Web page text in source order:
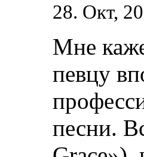
28. Окт,
Мне
певцу
песни.